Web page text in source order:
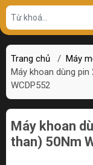
Trang chủ / Máy
Máy khoan dùng
WCDP552
Giá bán
Máy khoan
than) 50Nm